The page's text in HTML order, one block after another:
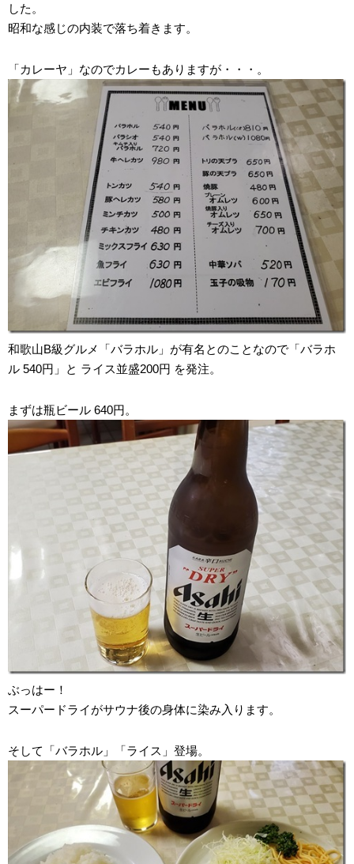
した。
昭和な感じの内装で落ち着きます。
「カレーヤ」なのでカレーもありますが・・・。
和歌山B級グルメ「バラホル」が有名とのことなので「バラホ
ル 540円」と ライス並盛200円 を発注。
まずは瓶ビール 640円。
ぶっはー！
スーパードライがサウナ後の身体に染み入ります。
そして「バラホル」「ライス」登場。